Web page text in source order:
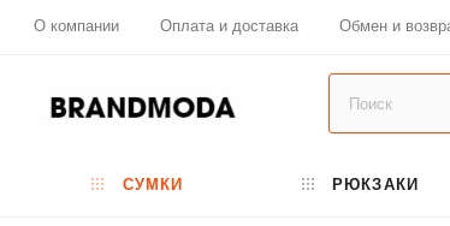
О компании Оплата и доставка Обмен и
СУМКИ РЮКЗАКИ